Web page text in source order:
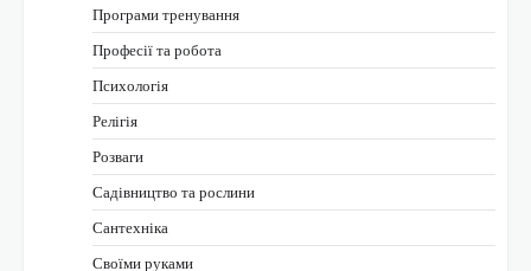
Програми тренування
Професії та робота
Психологія
Релігія
Розваги
Садівництво та рослини
Сантехніка
Своїми руками